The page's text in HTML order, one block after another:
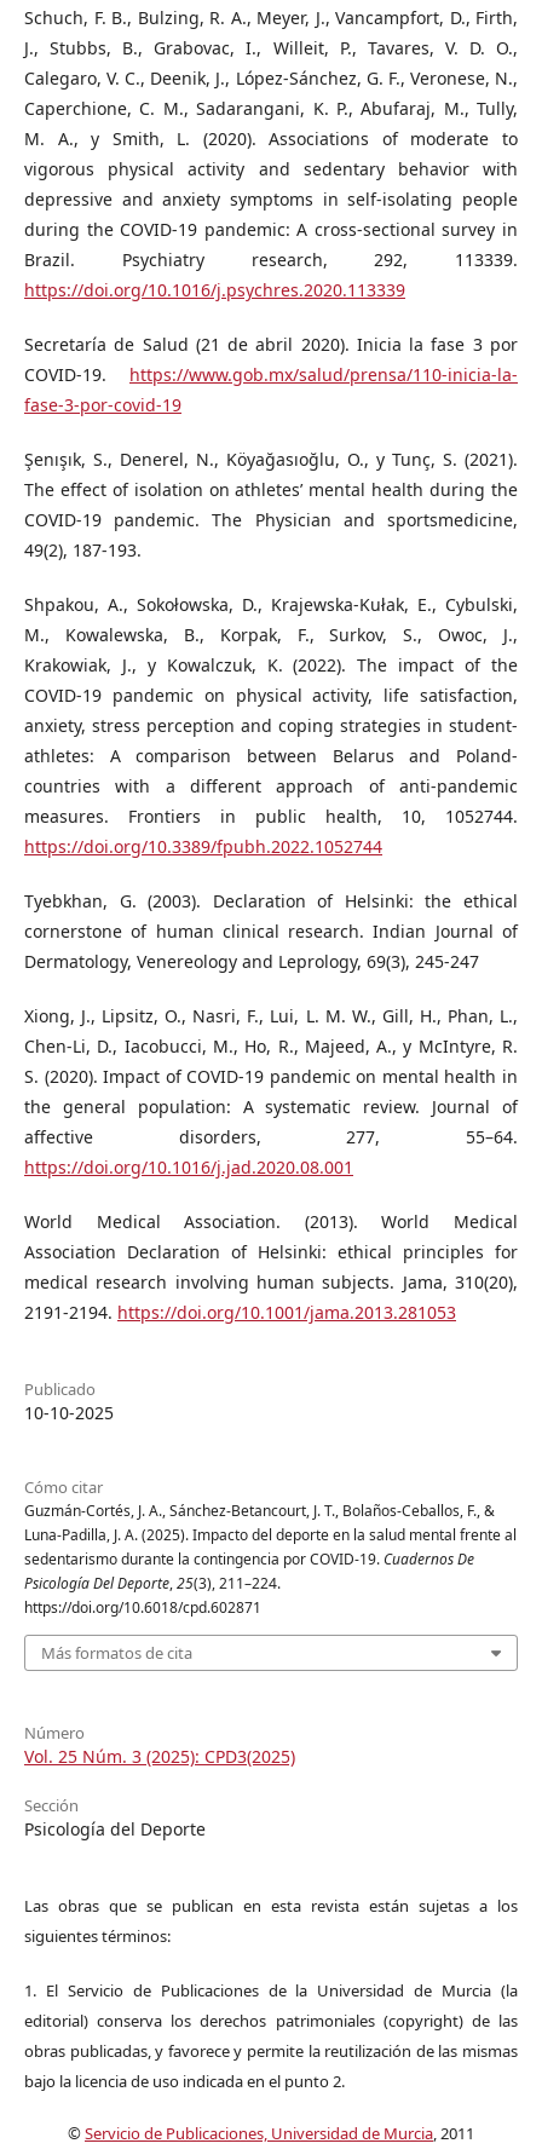
Schuch, F. B., Bulzing, R. A., Meyer, J., Vancampfort, D., Firth,
J., Stubbs, B., Grabovac, I., Willeit, P., Tavares, V. D. O.,
Calegaro, V. C., Deenik, J., López-Sánchez, G. F., Veronese, N.,
Caperchione, C. M., Sadarangani, K. P., Abufaraj, M., Tully,
M. A., y Smith, L. (2020). Associations of moderate to
vigorous physical activity and sedentary behavior with
depressive and anxiety symptoms in self-isolating people
during the COVID-19 pandemic: A cross-sectional survey in
Brazil. Psychiatry research, 292, 113339.
https://doi.org/10.1016/j.psychres.2020.113339
Secretaría de Salud (21 de abril 2020). Inicia la fase 3 por
COVID-19. https://www.gob.mx/salud/prensa/110-inicia-la-
fase-3-por-covid-19
Şenışık, S., Denerel, N., Köyağasıoğlu, O., y Tunç, S. (2021).
The effect of isolation on athletes’ mental health during the
COVID-19 pandemic. The Physician and sportsmedicine,
49(2), 187-193.
Shpakou, A., Sokołowska, D., Krajewska-Kułak, E., Cybulski,
M., Kowalewska, B., Korpak, F., Surkov, S., Owoc, J.,
Krakowiak, J., y Kowalczuk, K. (2022). The impact of the
COVID-19 pandemic on physical activity, life satisfaction,
anxiety, stress perception and coping strategies in student-
athletes: A comparison between Belarus and Poland-
countries with a different approach of anti-pandemic
measures. Frontiers in public health, 10, 1052744.
https://doi.org/10.3389/fpubh.2022.1052744
Tyebkhan, G. (2003). Declaration of Helsinki: the ethical
cornerstone of human clinical research. Indian Journal of
Dermatology, Venereology and Leprology, 69(3), 245-247
Xiong, J., Lipsitz, O., Nasri, F., Lui, L. M. W., Gill, H., Phan, L.,
Chen-Li, D., Iacobucci, M., Ho, R., Majeed, A., y McIntyre, R.
S. (2020). Impact of COVID-19 pandemic on mental health in
the general population: A systematic review. Journal of
affective disorders, 277, 55–64.
https://doi.org/10.1016/j.jad.2020.08.001
World Medical Association. (2013). World Medical
Association Declaration of Helsinki: ethical principles for
medical research involving human subjects. Jama, 310(20),
2191-2194. https://doi.org/10.1001/jama.2013.281053
Publicado
10-10-2025
Cómo citar
Guzmán-Cortés, J. A., Sánchez-Betancourt, J. T., Bolaños-Ceballos, F., &
Luna-Padilla, J. A. (2025). Impacto del deporte en la salud mental frente al
sedentarismo durante la contingencia por COVID-19.Cuadernos De
Psicología Del Deporte,25(3), 211–224.
https://doi.org/10.6018/cpd.602871
Más formatos de cita
Número
Vol. 25 Núm. 3 (2025): CPD3(2025)
Sección
Psicología del Deporte
Las obras que se publican en esta revista están sujetas a los
siguientes términos:
1. El Servicio de Publicaciones de la Universidad de Murcia (la
editorial) conserva los derechos patrimoniales (copyright) de las
obras publicadas, y favorece y permite la reutilización de las mismas
bajo la licencia de uso indicada en el punto 2.
©Servicio de Publicaciones, Universidad de Murcia, 2011